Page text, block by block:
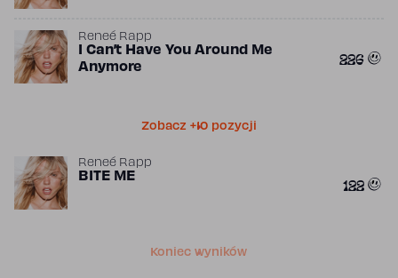
Reneé Rapp
I Can’t Have You Around Me
Anymore
226
Zobacz +10 pozycji
Reneé Rapp
BITE ME 122
Koniec wyników